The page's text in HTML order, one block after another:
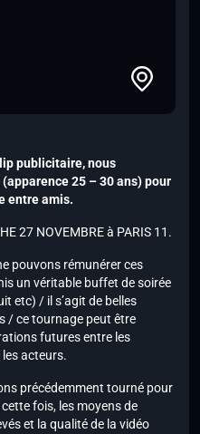
publicitaire, nous
(apparence 25 – 30 ans) pour
entre amis.
27 NOVEMBRE à PARIS 11.
pouvons rémunérer ces
un véritable buffet de soirée
etc) / il s’agit de belles
/ ce tournage peut être
futures entre les
acteurs.
précédemment tourné pour
fois, les moyens de
et la qualité de la vidéo